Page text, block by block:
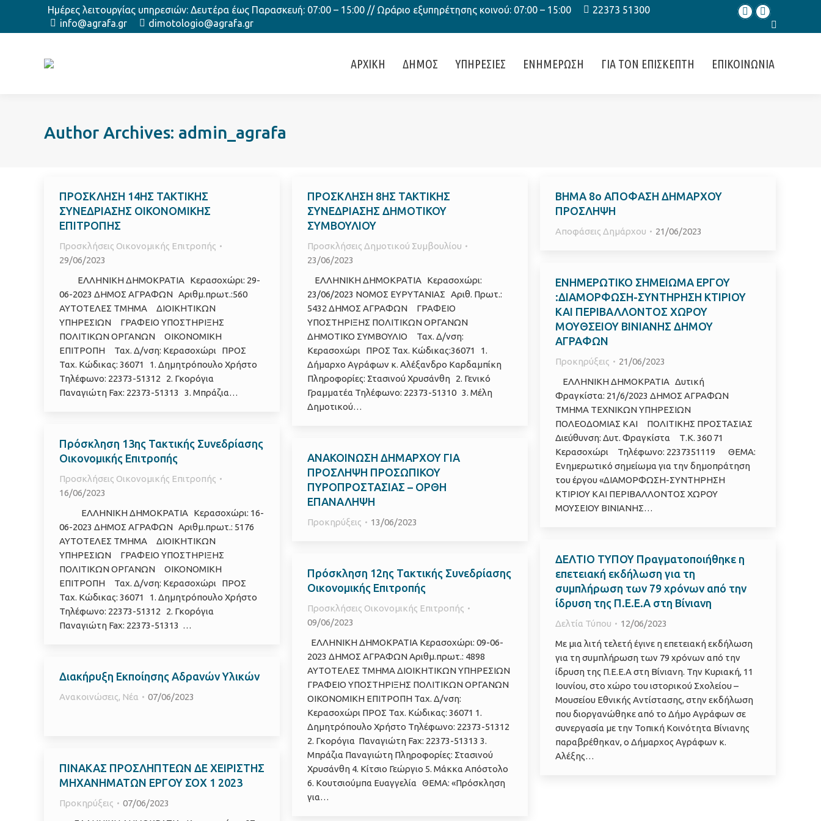
Ημέρες λειτουργίας υπηρεσιών: Δευτέρα έως Παρασκευή: 07:00 – 15:00 // Ωράριο εξυπηρέτησης κοινού: 07:00 – 15:00
22373 51300
info@agrafa.gr
dimotologio@agrafa.gr FacebookInstagram
Search:
ΑΡΧΙΚΗ ΔΗΜΟΣ ΥΠΗΡΕΣΙΕΣ ΕΝΗΜΕΡΩΣΗ ΓΙΑ ΤΟΝ ΕΠΙΣΚΕΠΤΗ ΕΠΙΚΟΙΝΩΝΙΑ
Author Archives: admin_agrafa
ΠΡΟΣΚΛΗΣΗ 14ΗΣ ΤΑΚΤΙΚΗΣ
ΣΥΝΕΔΡΙΑΣΗΣ ΟΙΚΟΝΟΜΙΚΗΣ
ΕΠΙΤΡΟΠΗΣ
Προσκλήσεις Οικονομικής Επιτροπής
29/06/2023
ΕΛΛΗΝΙΚΗ ΔΗΜΟΚΡΑΤΙΑ Κερασοχώρι: 29-
06-2023 ΔΗΜΟΣ ΑΓΡΑΦΩΝ Αριθμ.πρωτ.:560
ΑΥΤΟΤΕΛΕΣ ΤΜΗΜΑ ΔΙΟΙΚΗΤΙΚΩΝ
ΥΠΗΡΕΣΙΩΝ ΓΡΑΦΕΙΟ ΥΠΟΣΤΗΡΙΞΗΣ
ΠΟΛΙΤΙΚΩΝ ΟΡΓΑΝΩΝ ΟΙΚΟΝΟΜΙΚΗ
ΕΠΙΤΡΟΠΗ Ταχ. Δ/νση: Κερασοχώρι ΠΡΟΣ
Ταχ. Κώδικας: 36071 1. Δημητρόπουλο Χρήστο
Τηλέφωνο: 22373-51312 2. Γκορόγια
Παναγιώτη Fax: 22373-51313 3. Μπράζια…
ΠΡΟΣΚΛΗΣΗ 8ΗΣ ΤΑΚΤΙΚΗΣ
ΣΥΝΕΔΡΙΑΣΗΣ ΔΗΜΟΤΙΚΟΥ
ΣΥΜΒΟΥΛΙΟΥ
Προσκλήσεις Δημοτικού Συμβουλίου
23/06/2023
ΕΛΛΗΝΙΚΗ ΔΗΜΟΚΡΑΤΙΑ Κερασοχώρι:
23/06/2023 ΝΟΜΟΣ ΕΥΡΥΤΑΝΙΑΣ Αριθ. Πρωτ.:
5432 ΔΗΜΟΣ ΑΓΡΑΦΩΝ ΓΡΑΦΕΙΟ
ΥΠΟΣΤΗΡΙΞΗΣ ΠΟΛΙΤΙΚΩΝ ΟΡΓΑΝΩΝ
ΔΗΜΟΤΙΚΟ ΣΥΜΒΟΥΛΙΟ Ταχ. Δ/νση:
Κερασοχώρι ΠΡΟΣ Ταχ. Κώδικας:36071 1.
Δήμαρχο Αγράφων κ. Αλέξανδρο Καρδαμπίκη
Πληροφορίες: Στασινού Χρυσάνθη 2. Γενικό
Γραμματέα Τηλέφωνο: 22373-51310 3. Μέλη
Δημοτικού…
ΒΗΜΑ 8ο ΑΠΟΦΑΣΗ ΔΗΜΑΡΧΟΥ
ΠΡΟΣΛΗΨΗ
Αποφάσεις Δημάρχου 21/06/2023
ΕΝΗΜΕΡΩΤΙΚΟ ΣΗΜΕΙΩΜΑ ΕΡΓΟΥ
:ΔΙΑΜΟΡΦΩΣΗ-ΣΥΝΤΗΡΗΣΗ ΚΤΙΡΙΟΥ
ΚΑΙ ΠΕΡΙΒΑΛΛΟΝΤΟΣ ΧΩΡΟΥ
ΜΟΥΘΣΕΙΟΥ ΒΙΝΙΑΝΗΣ ΔΗΜΟΥ
ΑΓΡΑΦΩΝ
Προκηρύξεις
21/06/2023
ΕΛΛΗΝΙΚΗ ΔΗΜΟΚΡΑΤΙΑ Δυτική
Φραγκίστα: 21/6/2023 ΔΗΜΟΣ ΑΓΡΑΦΩΝ
ΤΜΗΜΑ ΤΕΧΝΙΚΩΝ ΥΠΗΡΕΣΙΩΝ
ΠΟΛΕΟΔΟΜΙΑΣ ΚΑΙ ΠΟΛΙΤΙΚΗΣ ΠΡΟΣΤΑΣΙΑΣ
Διεύθυνση: Δυτ. Φραγκίστα Τ.Κ. 360 71
Κερασοχώρι Τηλέφωνο: 2237351119 ΘΕΜΑ:
Ενημερωτικό σημείωμα για την δημοπράτηση
του έργου «ΔΙΑΜΟΡΦΩΣΗ-ΣΥΝΤΗΡΗΣΗ
ΚΤΙΡΙΟΥ ΚΑΙ ΠΕΡΙΒΑΛΛΟΝΤΟΣ ΧΩΡΟΥ
ΜΟΥΣΕΙΟΥ ΒΙΝΙΑΝΗΣ…
Πρόσκληση 13ης Τακτικής Συνεδρίασης
Οικονομικής Επιτροπής
Προσκλήσεις Οικονομικής Επιτροπής
16/06/2023
ΕΛΛΗΝΙΚΗ ΔΗΜΟΚΡΑΤΙΑ Κερασοχώρι: 16-
06-2023 ΔΗΜΟΣ ΑΓΡΑΦΩΝ Αριθμ.πρωτ.: 5176
ΑΥΤΟΤΕΛΕΣ ΤΜΗΜΑ ΔΙΟΙΚΗΤΙΚΩΝ
ΥΠΗΡΕΣΙΩΝ ΓΡΑΦΕΙΟ ΥΠΟΣΤΗΡΙΞΗΣ
ΠΟΛΙΤΙΚΩΝ ΟΡΓΑΝΩΝ ΟΙΚΟΝΟΜΙΚΗ
ΕΠΙΤΡΟΠΗ Ταχ. Δ/νση: Κερασοχώρι ΠΡΟΣ
Ταχ. Κώδικας: 36071 1. Δημητρόπουλο Χρήστο
Τηλέφωνο: 22373-51312 2. Γκορόγια
Παναγιώτη Fax: 22373-51313 …
ΑΝΑΚΟΙΝΩΣΗ ΔΗΜΑΡΧΟΥ ΓΙΑ
ΠΡΟΣΛΗΨΗ ΠΡΟΣΩΠΙΚΟΥ
ΠΥΡΟΠΡΟΣΤΑΣΙΑΣ – ΟΡΘΗ
ΕΠΑΝΑΛΗΨΗ
Προκηρύξεις 13/06/2023
ΔΕΛΤΙΟ ΤΥΠΟΥ Πραγματοποιήθηκε η
επετειακή εκδήλωση για τη
συμπλήρωση των 79 χρόνων από την
ίδρυση της Π.Ε.Ε.Α στη Βίνιανη
Δελτία Τύπου
12/06/2023
Με μια λιτή τελετή έγινε η επετειακή εκδήλωση
για τη συμπλήρωση των 79 χρόνων από την
ίδρυση της Π.Ε.Ε.Α στη Βίνιανη. Την Κυριακή, 11
Ιουνίου, στο χώρο του ιστορικού Σχολείου –
Μουσείου Εθνικής Αντίστασης, στην εκδήλωση
που διοργανώθηκε από το Δήμο Αγράφων σε
συνεργασία με την Τοπική Κοινότητα Βίνιανης
παραβρέθηκαν, ο Δήμαρχος Αγράφων κ.
Αλέξης…
Πρόσκληση 12ης Τακτικής Συνεδρίασης
Οικονομικής Επιτροπής
Προσκλήσεις Οικονομικής Επιτροπής
09/06/2023
ΕΛΛΗΝΙΚΗ ΔΗΜΟΚΡΑΤΙΑ Κερασοχώρι: 09-06-
2023 ΔΗΜΟΣ ΑΓΡΑΦΩΝ Αριθμ.πρωτ.: 4898
ΑΥΤΟΤΕΛΕΣ ΤΜΗΜΑ ΔΙΟΙΚΗΤΙΚΩΝ ΥΠΗΡΕΣΙΩΝ
ΓΡΑΦΕΙΟ ΥΠΟΣΤΗΡΙΞΗΣ ΠΟΛΙΤΙΚΩΝ ΟΡΓΑΝΩΝ
ΟΙΚΟΝΟΜΙΚΗ ΕΠΙΤΡΟΠΗ Ταχ. Δ/νση:
Κερασοχώρι ΠΡΟΣ Ταχ. Κώδικας: 36071 1.
Δημητρόπουλο Χρήστο Τηλέφωνο: 22373-51312
2. Γκορόγια Παναγιώτη Fax: 22373-51313 3.
Μπράζια Παναγιώτη Πληροφορίες: Στασινού
Χρυσάνθη 4. Κίτσιο Γεώργιο 5. Μάκκα Απόστολο
6. Κουτσιούμπα Ευαγγελία ΘΕΜΑ: «Πρόσκληση
για…
Διακήρυξη Εκποίησης Αδρανών Υλικών
Ανακοινώσεις, Νέα 07/06/2023
ΠΙΝΑΚΑΣ ΠΡΟΣΛΗΠΤΕΩΝ ΔΕ ΧΕΙΡΙΣΤΗΣ
ΜΗΧΑΝΗΜΑΤΩΝ ΕΡΓΟΥ ΣΟΧ 1 2023
Προκηρύξεις
07/06/2023